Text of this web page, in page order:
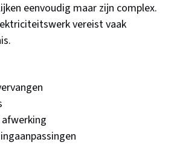
eenvoudig maar zijn complex.
vereist vaak